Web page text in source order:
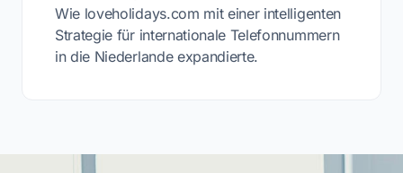
Wie loveholidays.com mit einer intelligenten
Strategie für internationale Telefonnummern
in die Niederlande expandierte.